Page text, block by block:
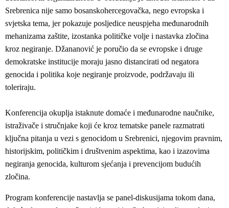
Srebrenica nije samo bosanskohercegovačka, nego evropska i
svjetska tema, jer pokazuje posljedice neuspjeha međunarodnih
mehanizama zaštite, izostanka političke volje i nastavka zločina
kroz negiranje. Džananović je poručio da se evropske i druge
demokratske institucije moraju jasno distancirati od negatora
genocida i politika koje negiranje proizvode, podržavaju ili
toleriraju.
Konferencija okuplja istaknute domaće i međunarodne naučnike,
istraživače i stručnjake koji će kroz tematske panele razmatrati
ključna pitanja u vezi s genocidom u Srebrenici, njegovim pravnim,
historijskim, političkim i društvenim aspektima, kao i izazovima
negiranja genocida, kulturom sjećanja i prevencijom budućih
zločina.
Program konferencije nastavlja se panel-diskusijama tokom dana,